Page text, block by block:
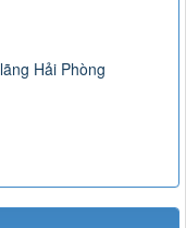
Hải Phòng